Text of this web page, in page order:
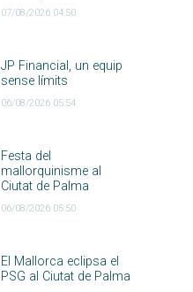
07/08/2026 04:50
JP Financial, un equip
sense límits
06/08/2026 05:54
Festa del
mallorquinisme al
Ciutat de Palma
06/08/2026 05:50
El Mallorca eclipsa el
PSG al Ciutat de Palma